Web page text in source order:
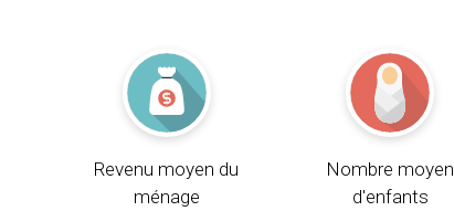
Revenu moyen du
ménage
Nombre moyen
d'enfants